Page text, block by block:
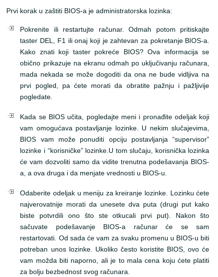
Prvi korak u zaštiti BIOS-a je administratorska lozinka:
Pokrenite ili restartujte računar. Odmah potom pritiskajte
taster DEL, F1 ili onaj koji je zahtevan za pokretanje BIOS-a.
Kako znati koji taster pokreće BIOS? Ova informacija se
obično prikazuje na ekranu odmah po uključivanju računara,
mada nekada se može dogoditi da ona ne bude vidljiva na
prvi pogled, pa ćete morati da obratite pažnju i pažljivije
pogledate.
Kada se BIOS učita, pogledajte meni i pronađite odeljak koji
vam omogućava postavljanje lozinke. U nekim slučajevima,
BIOS vam može ponuditi opciju postavljanja “supervisor”
lozinke i “korisničke” lozinke.U tom slučaju, korisnička lozinka
će vam dozvoliti samo da vidite trenutna podešavanja BIOS-
a, a ova druga i da menjate vrednosti u BIOS-u.
Odaberite odeljak u meniju za kreiranje lozinke. Lozinku ćete
najverovatnije morati da unesete dva puta (drugi put kako
biste potvrdili ono što ste otkucali prvi put). Nakon što
sačuvate podešavanje BIOS-a računar će se sam
restartovati. Od sada će vam za svaku promenu u BIOS-u biti
potreban unos lozinke. Ukoliko često koristite BIOS, ovo će
vam možda biti naporno, ali je to mala cena koju ćete platiti
za bolju bezbednost svog računara.